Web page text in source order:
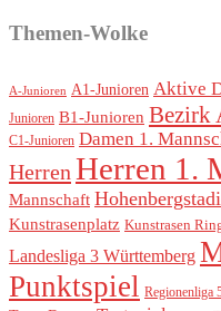
Themen-Wolke
A-Junioren A1-Junioren Aktive
Junioren B1-Junioren Bezirk
C1-Junioren Damen 1.
Herren Herren 1.
Mannschaft
Kunstrasenplatz Kunstrasen
Landesliga 3 Württemberg
Punktspiel Regionenliga